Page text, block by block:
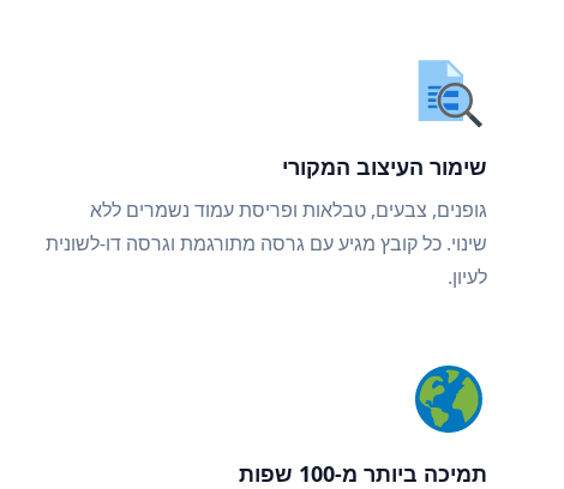
שימור העיצוב המקורי
גופנים, צבעים, טבלאות ופריסת עמוד נשמרים ללא
שינוי. כל קובץ מגיע עם גרסה מתורגמת וגרסה דו-לשונית
לעיון.
תמיכה ביותר מ-100 שפות